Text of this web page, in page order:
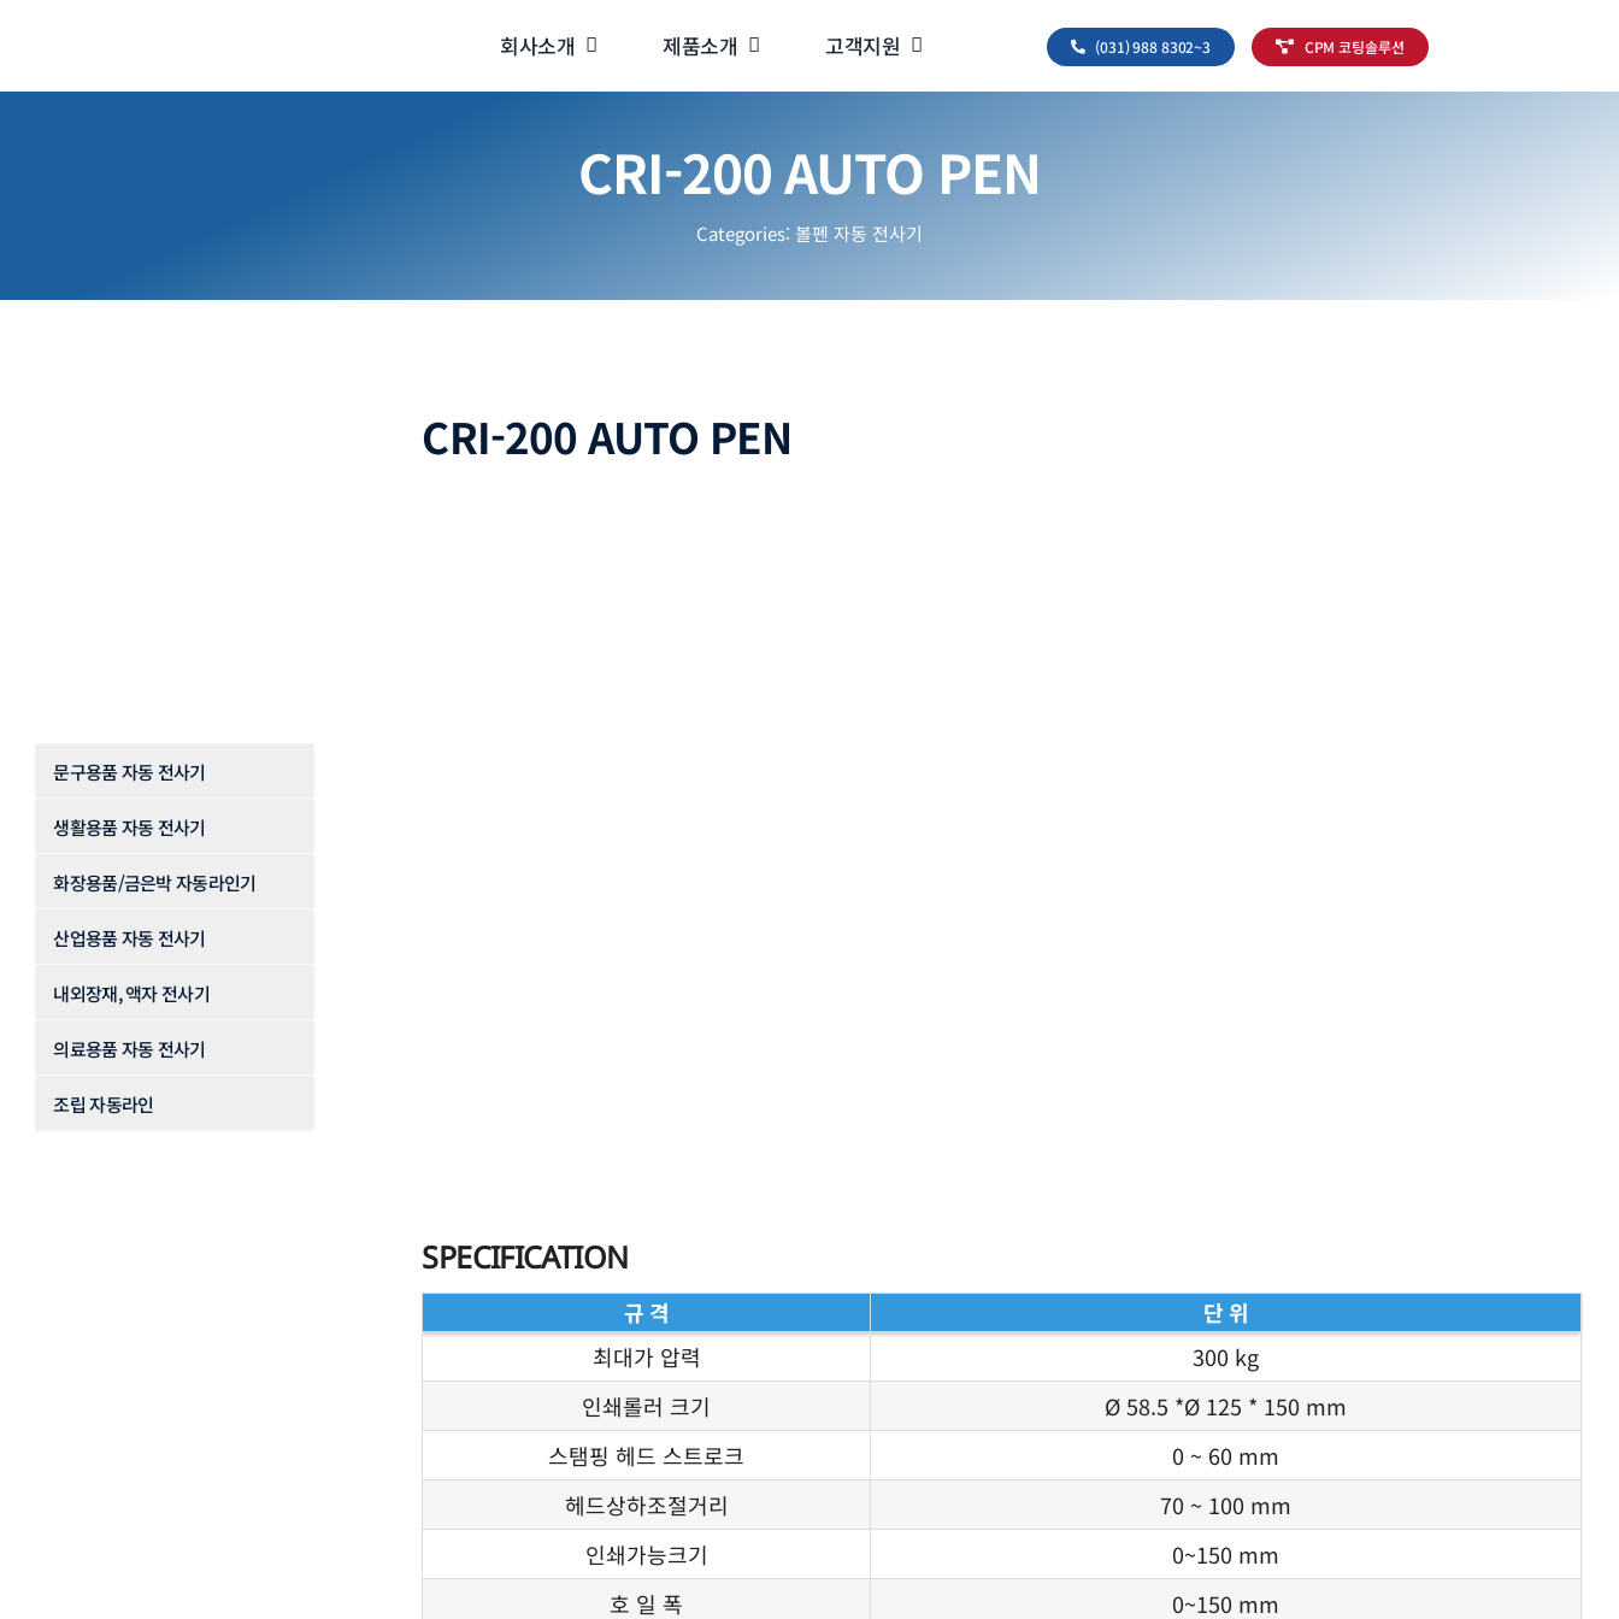
츠
회사소개 제품소개 고객지원 (031) 988 8302~3 CPM 코팅솔루션
CRI-200 AUTO PEN
Categories: 볼펜 자동 전사기
문구용품 자동 전사기
생활용품 자동 전사기
화장용품/금은박 자동라인기
산업용품 자동 전사기
내외장재, 액자 전사기
의료용품 자동 전사기
조립 자동라인
CRI-200 AUTO PEN
SPECIFICATION
규 격
단 위
최대가 압력
300 kg
인쇄롤러 크기
Ø 58.5 *Ø 125 * 150 mm
스탬핑 헤드 스트로크
0 ~ 60 mm
헤드상하조절거리
70 ~ 100 mm
인쇄가능크기
0~150 mm
호 일 폭
0~150 mm